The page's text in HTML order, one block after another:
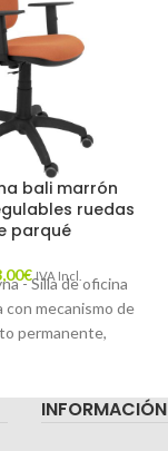
bali marrón
ruedas
parqué
€ IVA Incl.
- Silla de oficina
con mecanismo de
permanente,
tejido BALI color
INFORMACIÓN